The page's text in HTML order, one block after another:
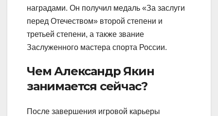
наградами. Он получил медаль «За заслуги
перед Отечеством» второй степени и
третьей степени, а также звание
Заслуженного мастера спорта России.
Чем Александр Якин
занимается сейчас?
После завершения игровой карьеры